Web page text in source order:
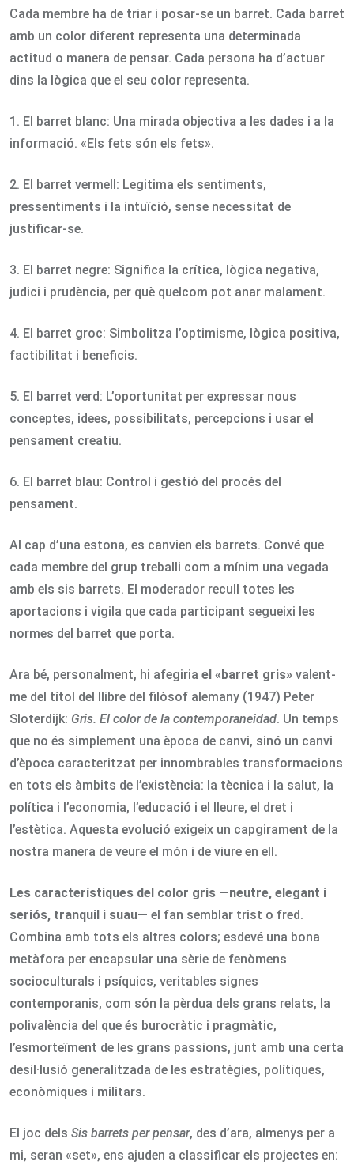
Cada membre ha de triar i posar-se un barret. Cada barret
amb un color diferent representa una determinada
actitud o manera de pensar. Cada persona ha d’actuar
dins la lògica que el seu color representa.
1. El barret blanc: Una mirada objectiva a les dades i a la
informació. «Els fets són els fets».
2. El barret vermell: Legitima els sentiments,
pressentiments i la intuïció, sense necessitat de
justificar-se.
3. El barret negre: Significa la crítica, lògica negativa,
judici i prudència, per què quelcom pot anar malament.
4. El barret groc: Simbolitza l’optimisme, lògica positiva,
factibilitat i beneficis.
5. El barret verd: L’oportunitat per expressar nous
conceptes, idees, possibilitats, percepcions i usar el
pensament creatiu.
6. El barret blau: Control i gestió del procés del
pensament.
Al cap d’una estona, es canvien els barrets. Convé que
cada membre del grup treballi com a mínim una vegada
amb els sis barrets. El moderador recull totes les
aportacions i vigila que cada participant segueixi les
normes del barret que porta.
Ara bé, personalment, hi afegiria el «barret gris» valent-
me del títol del llibre del filòsof alemany (1947) Peter
Sloterdijk: Gris. El color de la contemporaneidad. Un temps
que no és simplement una època de canvi, sinó un canvi
d’època caracteritzat per innombrables transformacions
en tots els àmbits de l’existència: la tècnica i la salut, la
política i l’economia, l’educació i el lleure, el dret i
l’estètica. Aquesta evolució exigeix un capgirament de la
nostra manera de veure el món i de viure en ell.
Les característiques del color gris —neutre, elegant i
seriós, tranquil i suau— el fan semblar trist o fred.
Combina amb tots els altres colors; esdevé una bona
metàfora per encapsular una sèrie de fenòmens
socioculturals i psíquics, veritables signes
contemporanis, com són la pèrdua dels grans relats, la
polivalència del que és burocràtic i pragmàtic,
l’esmorteïment de les grans passions, junt amb una certa
desil·lusió generalitzada de les estratègies, polítiques,
econòmiques i militars.
El joc dels Sis barrets per pensar, des d’ara, almenys per a
mi, seran «set», ens ajuden a classificar els projectes en: